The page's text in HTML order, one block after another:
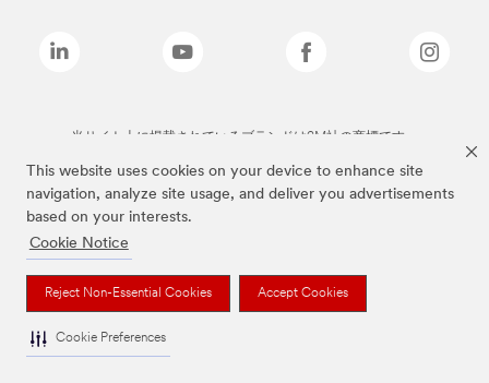
This website uses cookies on your device to enhance site
navigation, analyze site usage, and deliver you advertisements
based on your interests.
Cookie Notice
Reject Non-Essential Cookies Accept Cookies
Cookie Preferences
当サイト上に掲載されているブランドは3M社の商標です。